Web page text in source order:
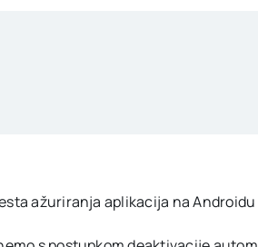
ažuriranja aplikacija na